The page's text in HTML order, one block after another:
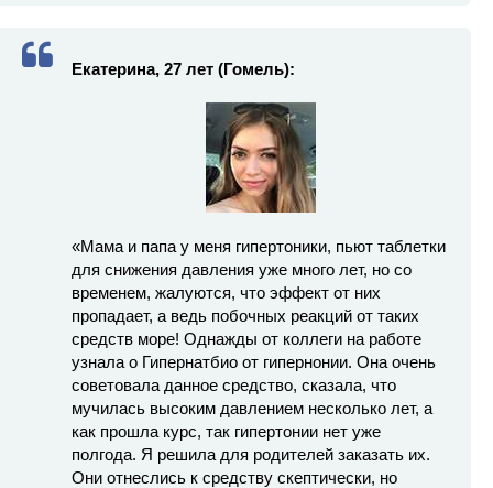
Екатерина, 27 лет (Гомель):
«Мама и папа у меня гипертоники, пьют таблетки
для снижения давления уже много лет, но со
временем, жалуются, что эффект от них
пропадает, а ведь побочных реакций от таких
средств море! Однажды от коллеги на работе
узнала о Гипернатбио от гипернонии. Она очень
советовала данное средство, сказала, что
мучилась высоким давлением несколько лет, а
как прошла курс, так гипертонии нет уже
полгода. Я решила для родителей заказать их.
Они отнеслись к средству скептически, но